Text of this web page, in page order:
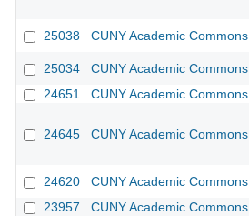
25038 CUNY Academic Commons
25034 CUNY Academic Commons
24651
CUNY Academic Commons
24645 CUNY Academic Commons
24620
CUNY Academic Commons
23957
CUNY Academic Commons